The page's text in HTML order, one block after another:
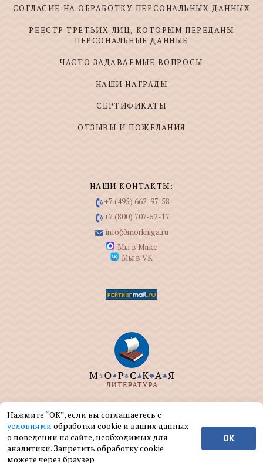
СОГЛАСИЕ НА ОБРАБОТКУ ПЕРСОНАЛЬНЫХ ДАННЫХ
РЕЕСТР ТРЕТЬИХ ЛИЦ, КОТОРЫМ ПЕРЕДАНЫ
ПЕРСОНАЛЬНЫЕ ДАННЫЕ
ЧАСТО ЗАДАВАЕМЫЕ ВОПРОСЫ
НАШИ НАГРАДЫ
СЕРТИФИКАТЫ
ОТЗЫВЫ И ПОЖЕЛАНИЯ
НАШИ КОНТАКТЫ:
+7 (495) 662-97-58
+7 (800) 707-52-17
info@morkniga.ru
Мы в Макс
Мы в VK
ООО "МОРКНИГА" занимается изданием и
реализацией книг на морскую тематику.
© ООО "МОРКНИГА", 2004 — 2026 г.
Нажмите “ОК”, если вы соглашаетесь с
условиями обработки cookie и ваших данных
о поведении на сайте, необходимых для
аналитики. Запретить обработку cookie
можете через браузер
ОК